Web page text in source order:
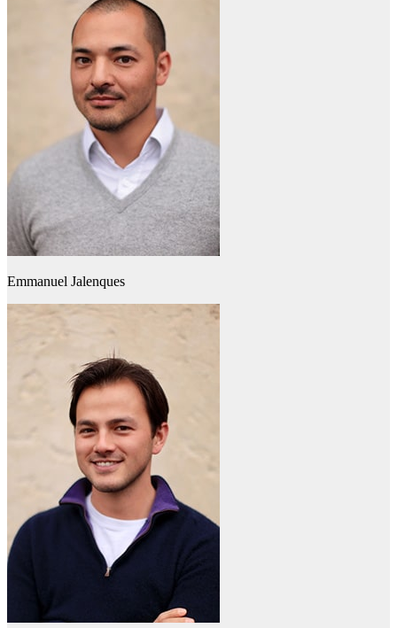
Emmanuel Jalenques